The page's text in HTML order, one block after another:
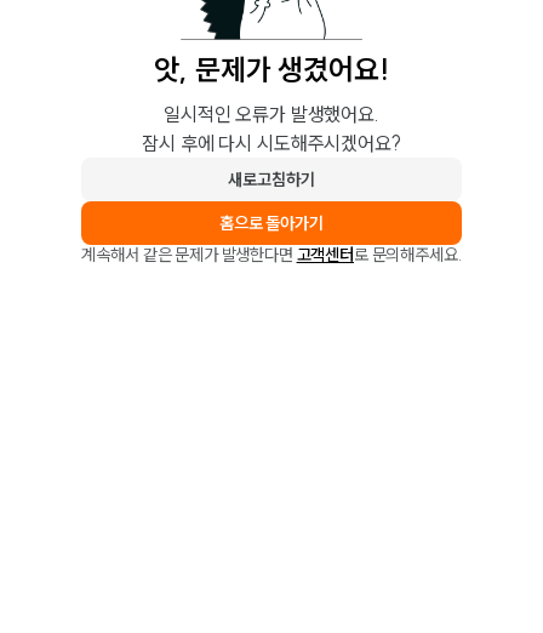
앗, 문제가 생겼어요!
일시적인 오류가 발생했어요.
잠시 후에 다시 시도해주시겠어요?
새로고침하기
홈으로 돌아가기
계속해서 같은 문제가 발생한다면 고객센터로 문의해주세요.